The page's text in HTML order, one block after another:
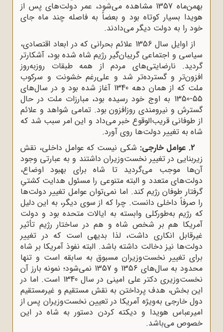
بهمن‌ماه 1357 مشاهده می‌شود، عمر دولت‌های پس از
هویدا بسیار کوتاه بود و بعضاً به‌ فاصله چند ماه جای
خود را به دولت دیگر می‌دادند.
از اوایل سال 1356 علائم بحرانی که در ابعاد اقتصادی،
سیاسی و اجتماعی گریبان‌گیر رژیم شاه شده بود، آشکارتر
گردید. نارضایتی‌های مردم از همه طبقات روزبه‌روز
افزون‌تر و گسترده‌تر شد و علی‌رغم خشونت و سرکوب
ملت که از همان دهه 1340 آغاز شده بود و در سال‌های
55-1350 به اوج خود رسیده بود، مبارزات ملت در حال
گسترش و نیرومندی روزافزون بود. تمامی شواهد و علائم
از طوفانی قریب‌الوقوع خبر می‌داد و این امر سبب شد که
شاه به تغییر دولت‌ها روی آورد.
2. عوامل خارجی:
شکی نیست که عوامل داخلی، نقش
زیربنایی در تغییر نخست‌وزیران داشتند و به عبارتی وجود
آن‌ها موجب می‌گردید تا شاه برای بهبود اوضاع،
دولت‌های متعدد و البته متنوعی را مسئول هدایت کشتیِ
گرفتار طوفان رژیم کند. اما نمی‌توان عوامل تغییر دولت‌ها
را صرفاً داخلی دانست. چرا که از سوی دیگر، به این دلیل
که رژیم به‌طورکلی وابسته به ایالات متحده بود و دولت
آمریکا هم بر شخص شاه و هم در ساختار رژیم تأثیر
غیرقابل انکاری داشت، لذا بدیهی است که در تغییر
دولت‌ها نیز دخالت داشته باشد. البته نفوذ آمریکا بر شاه
برای تغییر نخست‌وزیران مسبوق به سابقه است و تنها
محدود به سال‌های 1356 و 1357 نمی‌شود؛ نمونه بارز آن
نخست‌وزیری دکتر علی امینی در سال 1340 است. اما در
این بخش، هدف پرداختن به نقش مستقیم و غیرمستقیم
دول خارجی به‌ویژه آمریکا در تعیین نخست‌وزیران پس از
امیرعباس هویدا و دیکته کردن دستور به شاه در این
خصوص می‌باشد.